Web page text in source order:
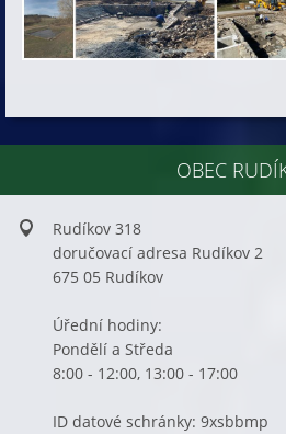
OBEC
Rudíkov 318
doručovací adresa Rudíkov 2
675 05 Rudíkov
Úřední hodiny:
Pondělí a Středa
8:00 - 12:00, 13:00 - 17:00
ID datové schránky: 9xsbbmp